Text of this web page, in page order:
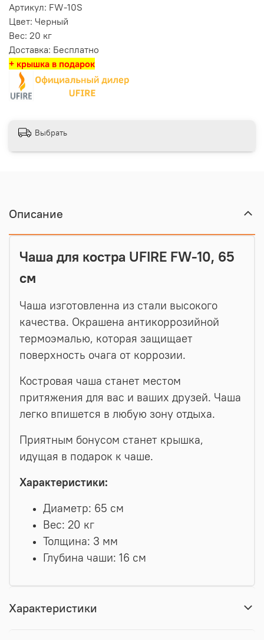
Артикул: FW-10S
Цвет: Черный
Вес: 20 кг
Доставка: Бесплатно
+ крышка в подарок
Выбрать
Описание
Чаша для костра UFIRE FW-10, 65
см
Чаша изготовленна из стали высокого
качества. Окрашена антикоррозийной
термоэмалью, которая защищает
поверхность очага от коррозии.
Костровая чаша станет местом
притяжения для вас и ваших друзей. Чаша
легко впишется в любую зону отдыха.
Приятным бонусом станет крышка,
идущая в подарок к чаше.
Характеристики:
Диаметр: 65 см
Вес: 20 кг
Толщина: 3 мм
Глубина чаши: 16 см
Характеристики